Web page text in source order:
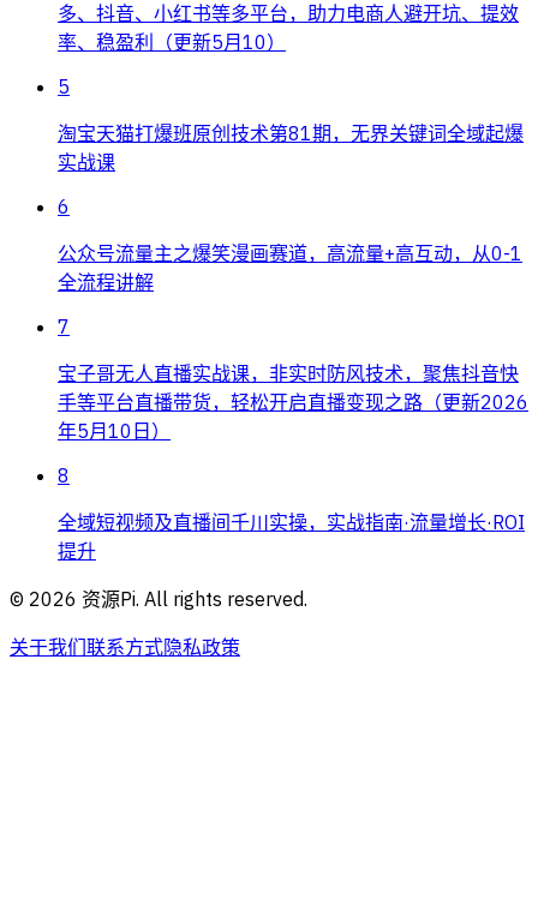
多、抖音、小红书等多平台，助力电商人避开坑、提效
率、稳盈利（更新5月10）
5
淘宝天猫打爆班原创技术第81期，无界关键词全域起爆
实战课
6
公众号流量主之爆笑漫画赛道，高流量+高互动，从0-1
全流程讲解
7
宝子哥无人直播实战课，非实时防风技术，聚焦抖音快
手等平台直播带货，轻松开启直播变现之路（更新2026
年5月10日）
8
全域短视频及直播间千川实操，实战指南·流量增长·ROI
提升
© 2026 资源Pi. All rights reserved.
关于我们联系方式隐私政策